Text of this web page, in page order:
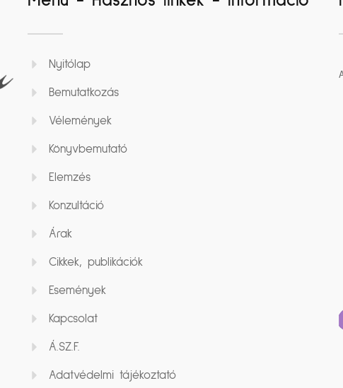
Nyitólap
Bemutatkozás
Vélemények
Könyvbemutató
Elemzés
Konzultáció
Árak
Cikkek, publikációk
Események
Kapcsolat
Á.SZ.F.
Adatvédelmi tájékoztató